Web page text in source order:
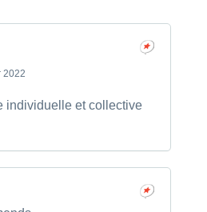
2022
individuelle et collective